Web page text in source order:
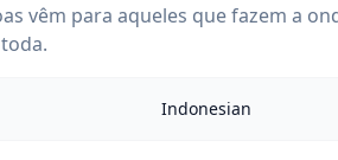
vêm para aqueles que fazem a
Indonesian